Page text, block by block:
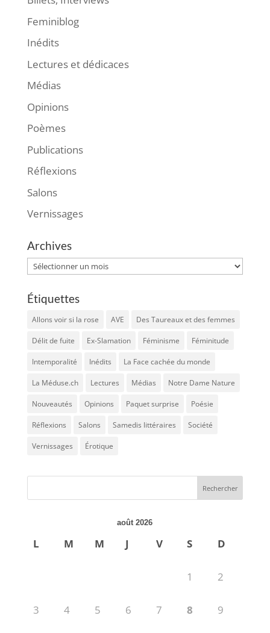
Feminiblog
Inédits
Lectures et dédicaces
Médias
Opinions
Poèmes
Publications
Réflexions
Salons
Vernissages
Archives
Archives
Étiquettes
Allons voir si la rose AVE Des Taureaux et des femmes
Délit de fuite Ex-Slamation Féminisme Féminitude
Intemporalité Inédits La Face cachée du monde
La Méduse.ch Lectures Médias Notre Dame Nature
Nouveautés Opinions Paquet surprise Poésie
Réflexions Salons Samedis littéraires Société
Vernissages Érotique
août 2026
L M M J V S D
1 2
3 4 5 6 7 8 9